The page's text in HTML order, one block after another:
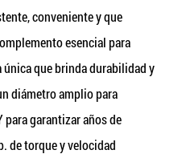
conveniente y que
esencial para
única que brinda durabilidad y
diámetro amplio para
garantizar años de
de torque y velocidad